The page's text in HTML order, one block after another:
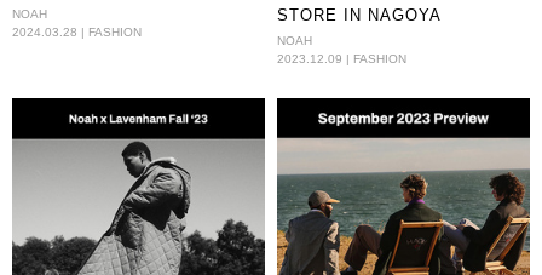
NOAH
2024.03.28 | FASHION
STORE IN NAGOYA
NOAH
2023.12.09 | FASHION